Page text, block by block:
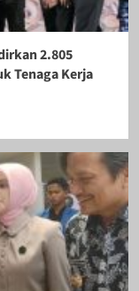
2.805
Tenaga Kerja